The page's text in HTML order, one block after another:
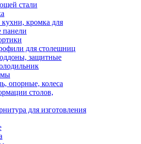
стали
кромка для
панели
для столешниц
защитные
опорные, колеса
столов,
для изготовления